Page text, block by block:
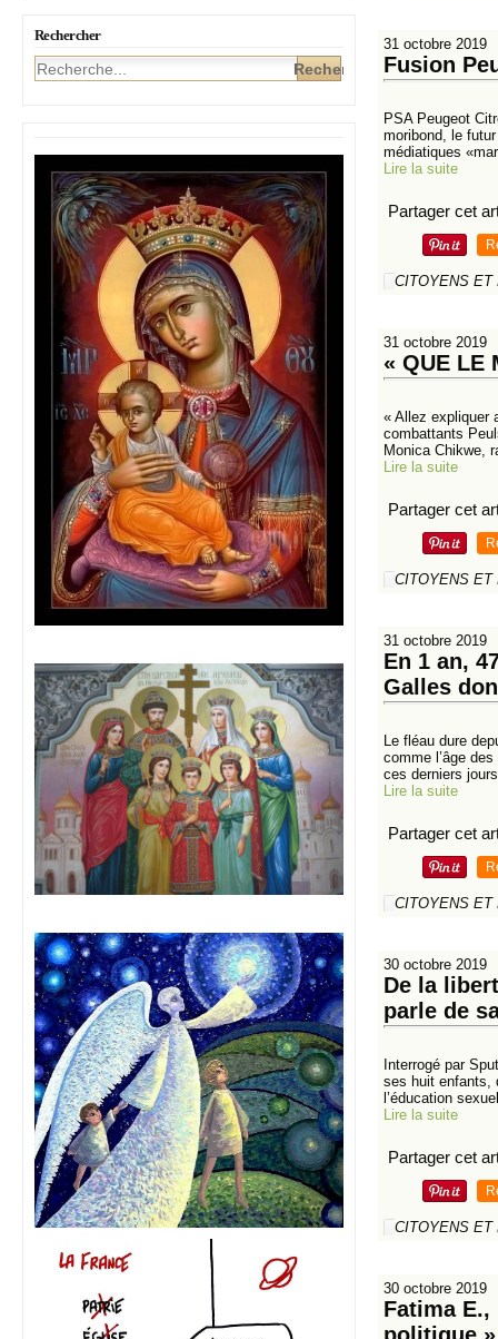
Rechercher
31 octobre 2019
Fusion
PSA Peugeot
moribond, le
médiatiques
Lire la suite
Partager cet
CITOYENS ET
31 octobre 2019
« QUE LE
« Allez expliquer
combattants
Monica Chikwe,
Lire la suite
Partager cet
CITOYENS ET
31 octobre 2019
En 1 an,
Galles
Le fléau dure
comme l’âge
ces derniers
Lire la suite
Partager cet
CITOYENS ET
30 octobre 2019
De la
parle de
Interrogé par
ses huit enfants,
l’éducation
Lire la suite
Partager cet
CITOYENS ET
30 octobre 2019
Fatima